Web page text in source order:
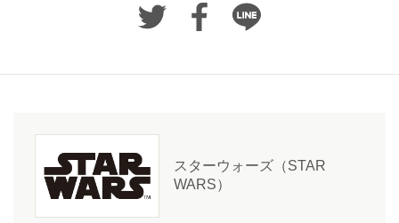
スターウォーズ（STAR
WARS）